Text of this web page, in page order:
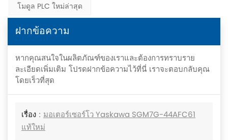
โมดูล PLC ใหม่ล่าสุด
ฝากข้อความ
หากคุณสนใจในผลิตภัณฑ์ของเราและต้องการทราบราย
ละเอียดเพิ่มเติม โปรดฝากข้อความไว้ที่นี่ เราจะตอบกลับคุณ
โดยเร็วที่สุด
เรื่อง : มอเตอร์เซอร์โว Yaskawa SGM7G-44AFC61
แท้ใหม่